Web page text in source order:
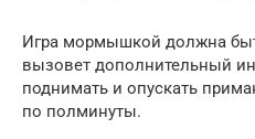
Игра мормышкой должна
вызовет дополнительный
поднимать и опускать
по полминуты.